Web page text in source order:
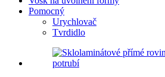
Pomocný
Urychlovač
Tvrdidlo